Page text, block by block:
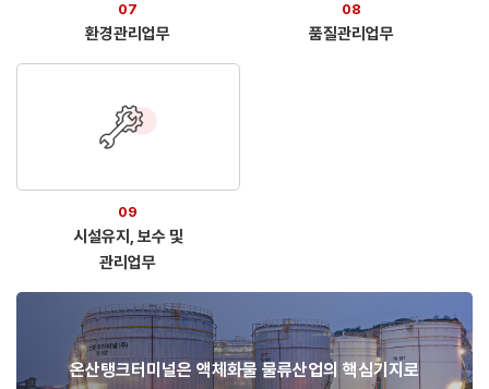
07
환경관리업무
08
품질관리업무
09
시설유지, 보수 및
관리업무
온산탱크터미널은 액체화물 물류산업의 핵심기지로